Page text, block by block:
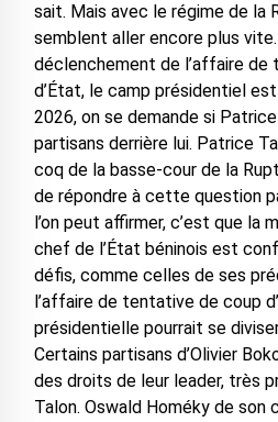
sait. Mais avec le régime de la
semblent aller encore plus
déclenchement de l’affaire
d’État, le camp présidentiel
2026, on se demande si
partisans derrière lui. Patrice
coq de la basse-cour de la
de répondre à cette question
l’on peut affirmer, c’est que la
chef de l’État béninois est
défis, comme celles de ses
l’affaire de tentative de coup
présidentielle pourrait se
Certains partisans d’Olivier
des droits de leur leader, très
Talon. Oswald Homéky de son